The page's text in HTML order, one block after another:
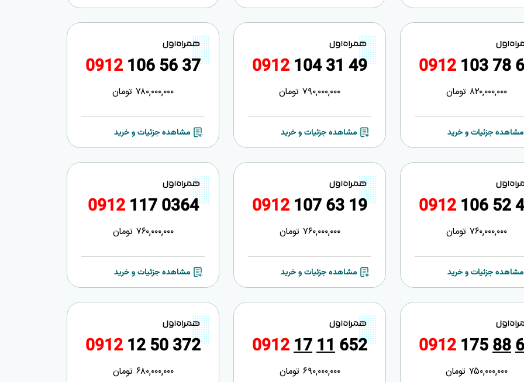
0912 10378
820,000,000 تومان
مشاهده جزئیات و خرید
0912 10431 49
790,000,000تومان
مشاهده جزئیات و خرید
0912 1065637
780,000,000تومان
مشاهده جزئیات و خرید
0912 10652
760,000,000 تومان
مشاهده جزئیات و خرید
0912 10763 19
760,000,000 تومان
مشاهده جزئیات و خرید
0912 1170364
760,000,000 تومان
مشاهده جزئیات و خرید
0912 17588
750,000,000 تومان
09121711652
690,000,000 تومان
0912 1250372
680,000,000 تومان